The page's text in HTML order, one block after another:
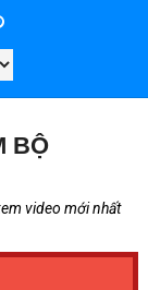
BỘ
video mới nhất